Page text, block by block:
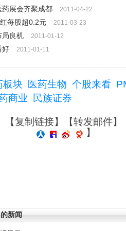
展会齐聚成都 2011-04-22
每股超0.2元 2011-03-23
局良机 2011-01-12
好 2011-01-11
板块 医药生物 个股来看
商业 民族证券
【复制链接】【转发邮件】
】
的新闻